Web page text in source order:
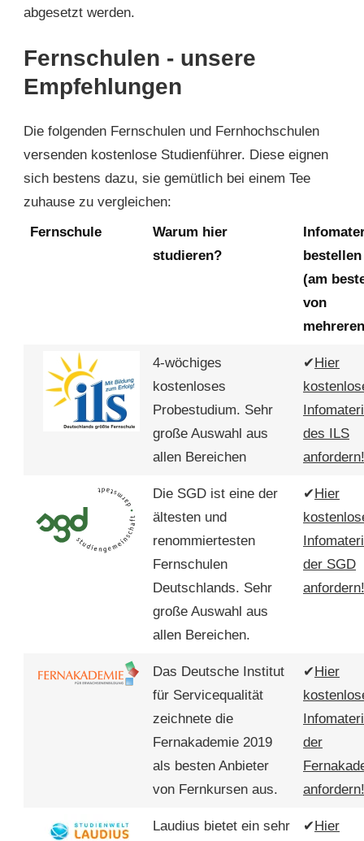
abgesetzt werden.
Fernschulen - unsere
Empfehlungen
Die folgenden Fernschulen und Fernhochschulen
versenden kostenlose Studienführer. Diese eignen
sich bestens dazu, sie gemütlich bei einem Tee
zuhause zu vergleichen:
Fernschule
Warum hier
studieren?
bestellen
(am
von
4-wöchiges
kostenloses
Probestudium. Sehr
große Auswahl aus
allen Bereichen
✔ Hier
des ILS
anfordern!
Die SGD ist eine der
ältesten und
renommiertesten
Fernschulen
Deutschlands. Sehr
große Auswahl aus
allen Bereichen.
✔ Hier
der SGD
anfordern!
Das Deutsche Institut
für Servicequalität
zeichnete die
Fernakademie 2019
als besten Anbieter
von Fernkursen aus.
✔ Hier
der
anfordern!
Laudius bietet ein sehr
✔ Hier